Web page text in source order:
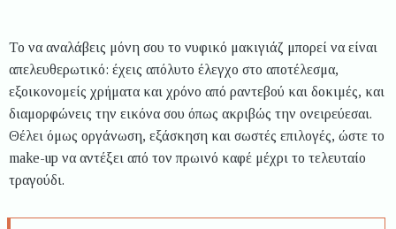
Το να αναλάβεις μόνη σου το νυφικό μακιγιάζ μπορεί να είναι
απελευθερωτικό: έχεις απόλυτο έλεγχο στο αποτέλεσμα,
εξοικονομείς χρήματα και χρόνο από ραντεβού και δοκιμές, και
διαμορφώνεις την εικόνα σου όπως ακριβώς την ονειρεύεσαι.
Θέλει όμως οργάνωση, εξάσκηση και σωστές επιλογές, ώστε το
make-up να αντέξει από τον πρωινό καφέ μέχρι το τελευταίο
τραγούδι.